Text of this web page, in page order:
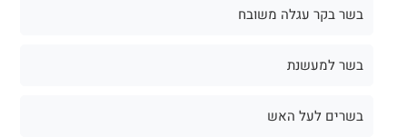
בשר בקר עגלה משובח
בשר למעשנת
בשרים לעל האש